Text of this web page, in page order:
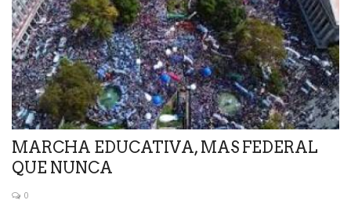
MARCHA EDUCATIVA, MAS FEDERAL
QUE NUNCA
0